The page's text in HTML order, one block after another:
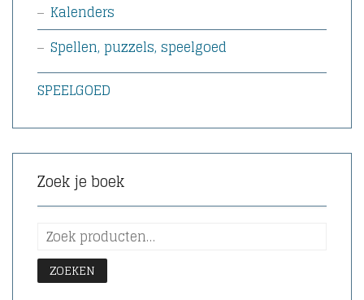
Kalenders
Spellen, puzzels, speelgoed
SPEELGOED
Zoek je boek
ZOEKEN